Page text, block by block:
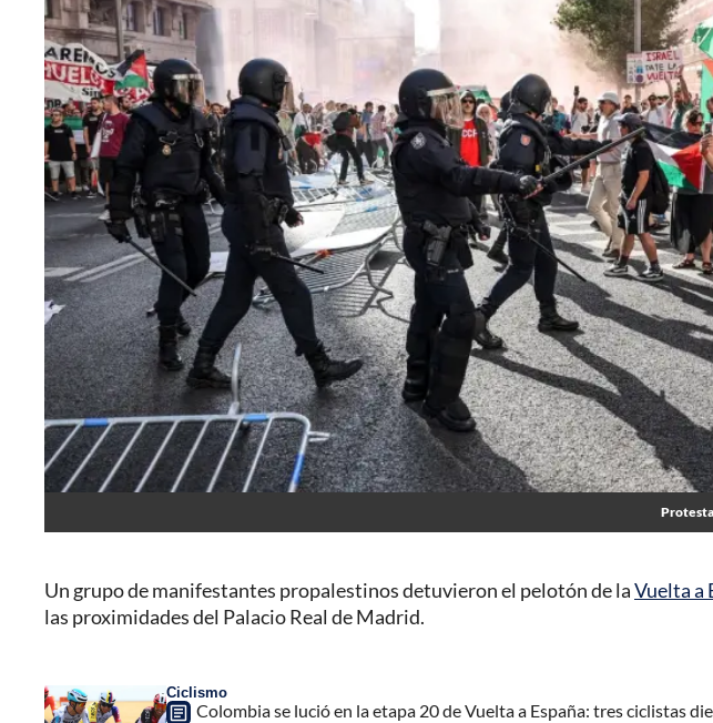
Un grupo de manifestantes propalestinos detuvieron el pelotón de laVuelta a
las proximidades del Palacio Real de Madrid.
Ciclismo
Colombia se lució en la etapa 20 de Vuelta a España: tres ciclistas